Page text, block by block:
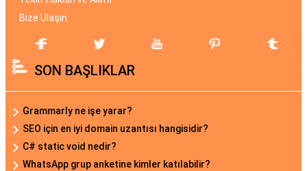
Bize Ulaşın
SON BAŞLIKLAR
Grammarly ne işe yarar?
SEO için en iyi domain uzantısı hangisidir?
C# static void nedir?
WhatsApp grup anketine kimler katılabilir?